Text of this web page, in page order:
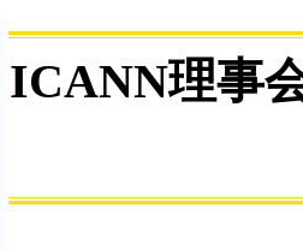
ICANN理事